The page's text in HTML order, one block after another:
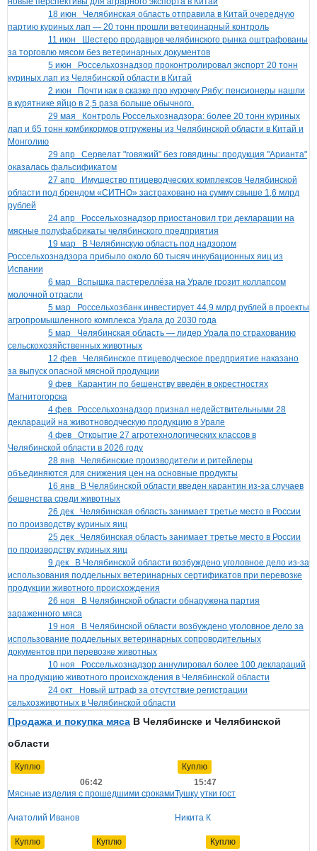
18 июн Челябинская область отправила в Китай очередную
партию куриных лап — 20 тонн прошли ветеринарный контроль
11 июн Шестеро продавцов челябинского рынка оштрафованы
за торговлю мясом без ветеринарных документов
5 июн Россельхознадзор проконтролировал экспорт 20 тонн
куриных лап из Челябинской области в Китай
2 июн Почти как в сказке про курочку Рябу: пенсионеры нашли
в курятнике яйцо в 2,5 раза больше обычного.
29 мая Контроль Россельхознадзора: более 20 тонн куриных
лап и 65 тонн комбикормов отгружены из Челябинской области в Китай и
Монголию
29 апр Сервелат "говяжий" без говядины: продукция "Арианта"
оказалась фальсификатом
27 апр Имущество птицеводческих комплексов Челябинской
области под брендом «СИТНО» застраховано на сумму свыше 1,6 млрд
рублей
24 апр Россельхознадзор приостановил три декларации на
мясные полуфабрикаты челябинского предприятия
19 мар В Челябинскую область под надзором
Россельхознадзора прибыло около 60 тысяч инкубационных яиц из
Испании
6 мар Вспышка пастереллёза на Урале грозит коллапсом
молочной отрасли
5 мар Россельхозбанк инвестирует 44,9 млрд рублей в проекты
агропромышленного комплекса Урала до 2030 года
5 мар Челябинская область — лидер Урала по страхованию
сельскохозяйственных животных
12 фев Челябинское птицеводческое предприятие наказано
за выпуск опасной мясной продукции
9 фев Карантин по бешенству введён в окрестностях
Магнитогорска
4 фев Россельхознадзор признал недействительными 28
деклараций на животноводческую продукцию в Урале
4 фев Открытие 27 агротехнологических классов в
Челябинской области в 2026 году
28 янв Челябинские производители и ритейлеры
объединяются для снижения цен на основные продукты
16 янв В Челябинской области введен карантин из-за случаев
бешенства среди животных
26 дек Челябинская область занимает третье место в России
по производству куриных яиц
25 дек Челябинская область занимает третье место в России
по производству куриных яиц
9 дек В Челябинской области возбуждено уголовное дело из-за
использования поддельных ветеринарных сертификатов при перевозке
продукции животного происхождения
26 ноя В Челябинской области обнаружена партия
зараженного мяса
19 ноя В Челябинской области возбуждено уголовное дело за
использование поддельных ветеринарных сопроводительных
документов при перевозке животных
10 ноя Россельхознадзор аннулировал более 100 деклараций
на продукцию животного происхождения в Челябинской области
24 окт Новый штраф за отсутствие регистрации
сельхозживотных в Челябинской области
Продажа и покупка мяса В Челябинске и Челябинской
области
Куплю
06:42
Мясные изделия с прошедшими сроками
Анатолий Иванов
Куплю
15:47
Тушку утки гост
Никита К
Куплю
Куплю
Куплю